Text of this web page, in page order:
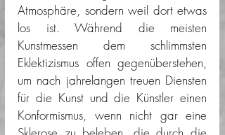
Atmosphäre, sondern weil dort etwas
los ist. Während die meisten
Kunstmessen dem schlimmsten
Eklektizismus offen gegenüberstehen,
um nach jahrelangen treuen Diensten
für die Kunst und die Künstler einen
Konformismus, wenn nicht gar eine